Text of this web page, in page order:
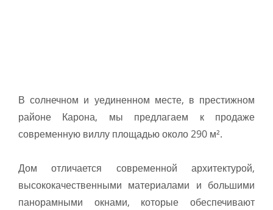
В солнечном и уединенном месте, в престижном
районе Карона, мы предлагаем к продаже
современную виллу площадью около 290 м².
Дом отличается современной архитектурой,
высококачественными материалами и большими
панорамными окнами, которые обеспечивают